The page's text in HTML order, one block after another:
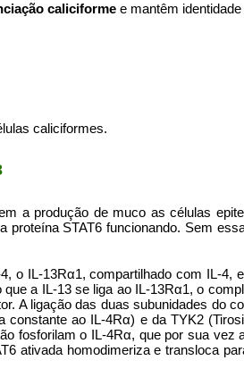
caliciforme e mantêm
caliciformes.
a produção de muco as células
proteína STAT6 funcionando. Sem
o IL-13Rα1, compartilhado com IL-4,
a IL-13 se liga ao IL-13Rα1, o
A ligação das duas subunidades do
constante ao IL-4Rα) e da TYK2
fosforilam o IL-4Rα, que por sua vez
ativada homodimeriza e transloca